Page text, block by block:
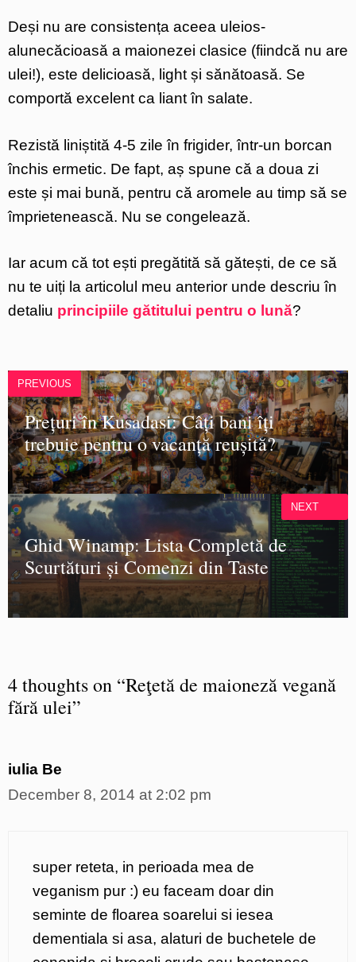
Deși nu are consistența aceea uleios-
alunecăcioasă a maionezei clasice (fiindcă nu are
ulei!), este delicioasă, light și sănătoasă. Se
comportă excelent ca liant în salate.
Rezistă liniștită 4-5 zile în frigider, într-un borcan
închis ermetic. De fapt, aș spune că a doua zi
este și mai bună, pentru că aromele au timp să se
împrietenească. Nu se congelează.
Iar acum că tot ești pregătită să gătești, de ce să
nu te uiți la articolul meu anterior unde descriu în
detaliu principiile gătitului pentru o lună?
PREVIOUS
Prețuri în Kusadasi: Câți bani îți
trebuie pentru o vacanță reușită?
Ghid Winamp: Lista Completă de
Scurtături și Comenzi din Taste
NEXT
4 thoughts on “Reţetă de maioneză vegană
fără ulei”
iulia Be
December 8, 2014 at 2:02 pm
super reteta, in perioada mea de
veganism pur :) eu faceam doar din
seminte de floarea soarelui si iesea
dementiala si asa, alaturi de buchetele de